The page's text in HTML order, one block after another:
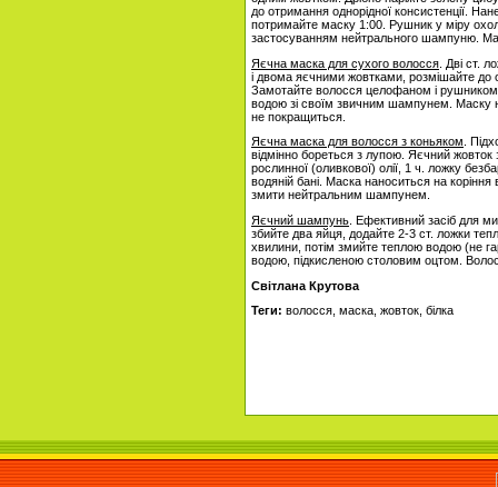
до отримання однорідної консистенції.
потримайте маску 1:00. Рушник у міру
застосуванням нейтрального шампуню.
Яєчна маска для сухого волосся . Дві ст.
і двома яєчними жовтками, розмішайте до
Замотайте волосся целофаном і
водою зі своїм звичним шампунем. Маску
не покращиться.
Яєчна маска для волосся з коньяком .
відмінно бореться з лупою. Яєчний
рослинної (оливкової) олії, 1 ч. ложку
водяній бані. Маска наноситься на
змити нейтральним шампунем.
Яєчний шампунь . Ефективний засіб для
збийте два яйця, додайте 2-3 ст. ложки
хвилини, потім змийте теплою водою (не
водою, підкисленою столовим оцтом.
Світлана Крутова
Теги: волосся, маска, жовток, білка